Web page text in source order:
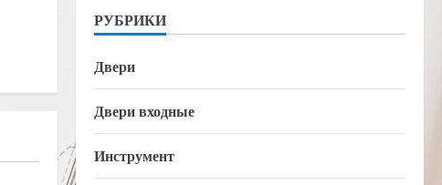
РУБРИКИ
Двери
Двери входные
Инструмент